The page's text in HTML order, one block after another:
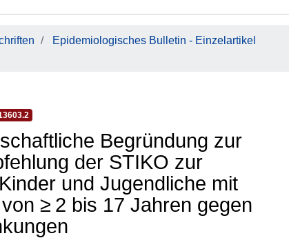
Epidemiologisches Bulletin - Einzelartikel
Begründung zur
der STIKO zur
und Jugendliche mit
≥ 2 bis 17 Jahren gegen